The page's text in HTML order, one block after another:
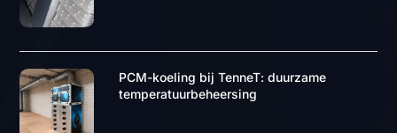
PCM koeling voor uw
organisatie
Neem contact op met een van onze specialisten voor